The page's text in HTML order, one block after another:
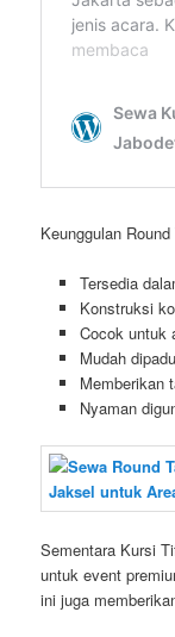
Keunggulan Round
Tersedia
Konstruksi
Cocok untuk
Mudah
Memberikan
Nyaman
Sementara Kursi
untuk event
ini juga